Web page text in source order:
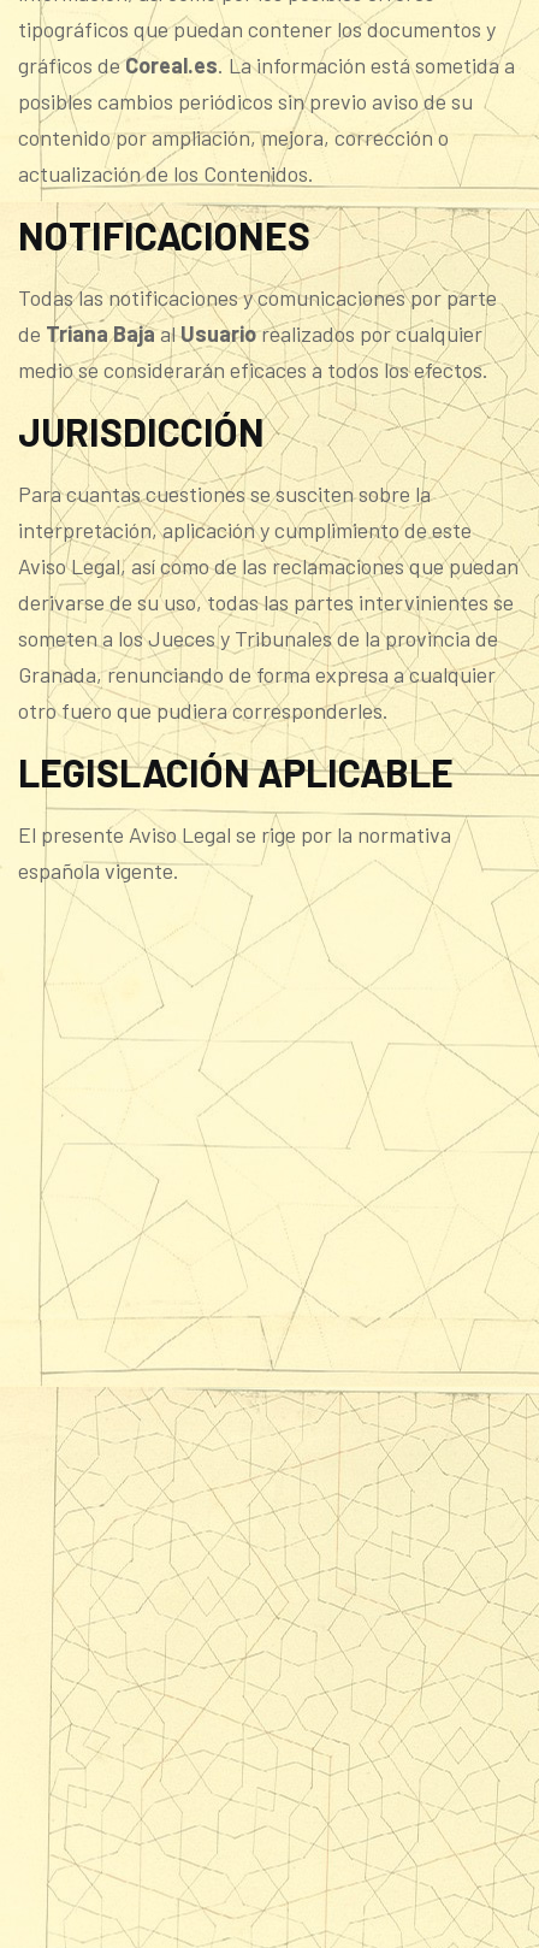
tipográficos que puedan contener los documentos y
gráficos deCoreal.es. La información está sometida a
posibles cambios periódicos sin previo aviso de su
contenido por ampliación, mejora, corrección o
actualización de los Contenidos.
NOTIFICACIONES
Todas las notificaciones y comunicaciones por parte
de Triana BajaalUsuariorealizados por cualquier
medio se considerarán eficaces a todos los efectos.
JURISDICCIÓN
Para cuantas cuestiones se susciten sobre la
interpretación, aplicación y cumplimiento de este
Aviso Legal, así como de las reclamaciones que puedan
derivarse de su uso, todas las partes intervinientes se
someten a los Jueces y Tribunales de la provincia de
Granada, renunciando de forma expresa a cualquier
otro fuero que pudiera corresponderles.
LEGISLACIÓN APLICABLE
El presente Aviso Legal se rige por la normativa
española vigente.